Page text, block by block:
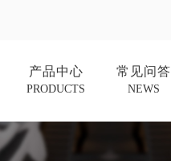
产品中心
PRODUCTS
常见问答
NEWS